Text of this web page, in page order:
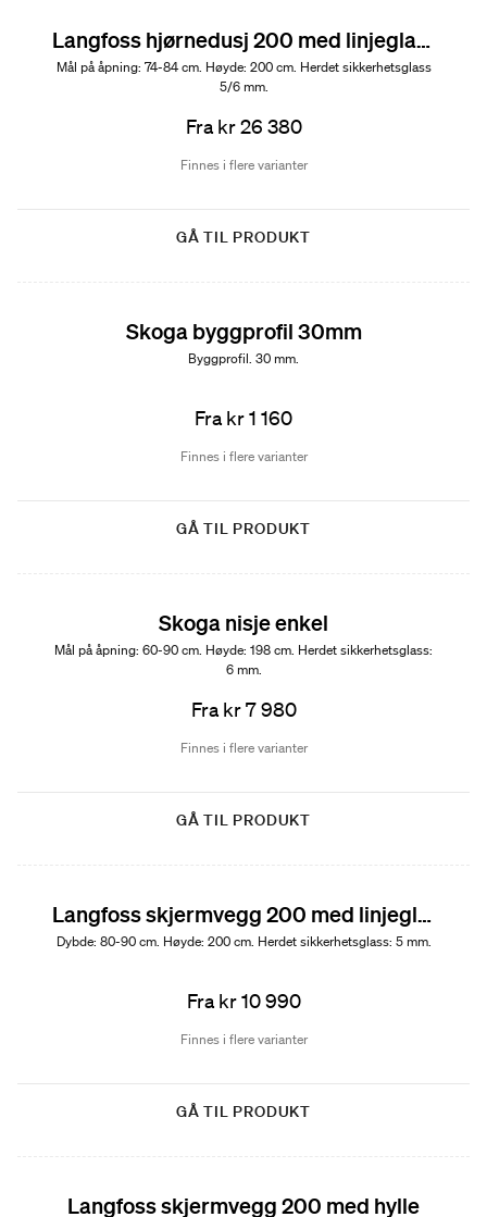
Langfoss hjørnedusj 200 med linjeglass
Mål på åpning: 74-84 cm. Høyde: 200 cm. Herdet sikkerhetsglass
5/6 mm.
Fra kr 26 380
Finnes i flere varianter
GÅ TIL PRODUKT
Skoga byggprofil 30mm
Byggprofil. 30 mm.
Fra kr 1 160
Finnes i flere varianter
GÅ TIL PRODUKT
Skoga nisje enkel
Mål på åpning: 60-90 cm. Høyde: 198 cm. Herdet sikkerhetsglass:
6 mm.
Fra kr 7 980
Finnes i flere varianter
GÅ TIL PRODUKT
Langfoss skjermvegg 200 med linjeglass
Dybde: 80-90 cm. Høyde: 200 cm. Herdet sikkerhetsglass: 5 mm.
Fra kr 10 990
Finnes i flere varianter
GÅ TIL PRODUKT
Langfoss skjermvegg 200 med hylle